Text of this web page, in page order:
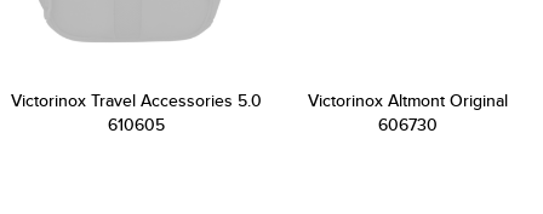
Victorinox Travel Accessories 5.0
610605
Victorinox Altmont Original
606730